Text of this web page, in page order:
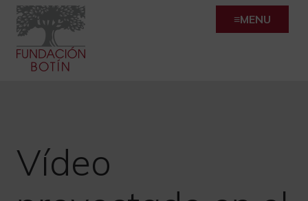
Skip
content
MENU
Vídeo